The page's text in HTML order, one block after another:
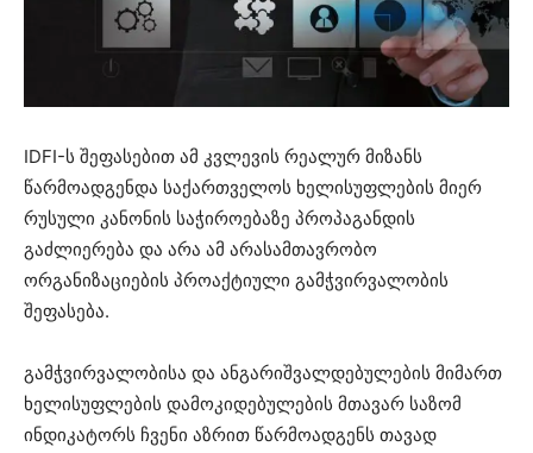
IDFI-ს შეფასებით ამ კვლევის რეალურ მიზანს
წარმოადგენდა საქართველოს ხელისუფლების მიერ
რუსული კანონის საჭიროებაზე პროპაგანდის
გაძლიერება და არა ამ არასამთავრობო
ორგანიზაციების პროაქტიული გამჭვირვალობის
შეფასება.
გამჭვირვალობისა და ანგარიშვალდებულების მიმართ
ხელისუფლების დამოკიდებულების მთავარ საზომ
ინდიკატორს ჩვენი აზრით წარმოადგენს თავად